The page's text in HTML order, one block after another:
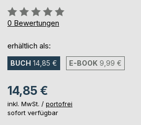
Bewertung::
0%
0 Bewertungen
erhältlich als:
BUCH 14,85 € E-BOOK 9,99 €
14,85 €
inkl. MwSt. / portofrei
sofort verfügbar